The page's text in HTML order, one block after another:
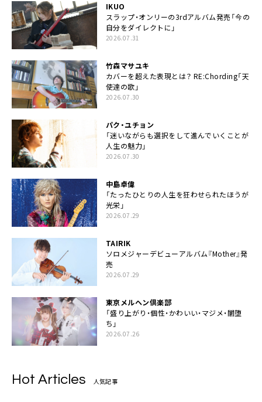
IKUO
スラップ・オンリーの3rdアルバム発売「今の
自分をダイレクトに」
2026.07.31
竹森マサユキ
カバーを超えた表現とは？ RE:Chording「天
使達の歌」
2026.07.30
パク・ユチョン
「迷いながらも選択をして進んでいくことが
人生の魅力」
2026.07.30
中島卓偉
「たったひとりの人生を狂わせられたほうが
光栄」
2026.07.29
TAIRIK
ソロメジャーデビューアルバム『Mother』発
売
2026.07.29
東京メルヘン倶楽部
「盛り上がり・個性・かわいい・マジメ・闇堕
ち」
2026.07.26
Hot Articles 人気記事